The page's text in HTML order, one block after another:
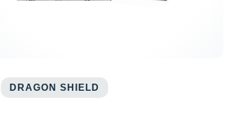
DRAGON SHIELD